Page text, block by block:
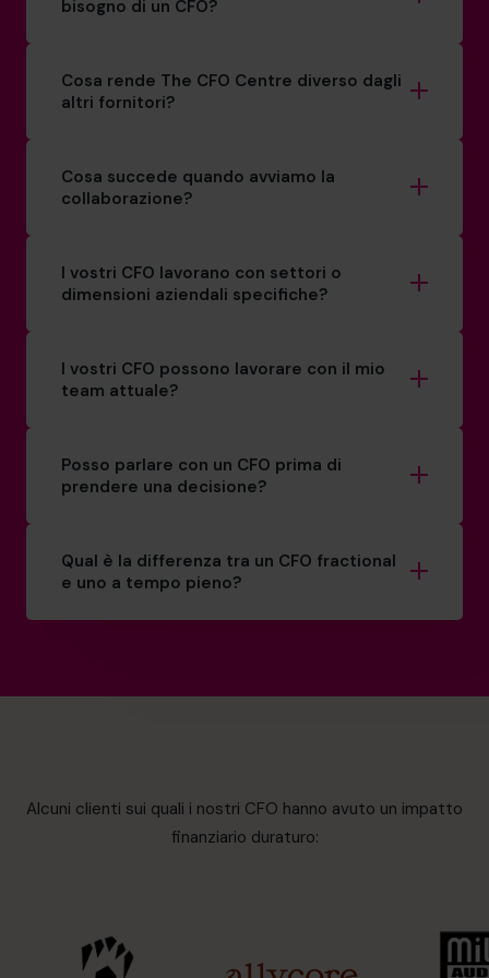
bisogno di un CFO?
Cosa rende The CFO Centre diverso dagli
altri fornitori?
Cosa succede quando avviamo la
collaborazione?
I vostri CFO lavorano con settori o
dimensioni aziendali specifiche?
I vostri CFO possono lavorare con il mio
team attuale?
Posso parlare con un CFO prima di
prendere una decisione?
Qual è la differenza tra un CFO fractional
e uno a tempo pieno?
Alcuni clienti sui quali i nostri CFO hanno avuto un impatto
finanziario duraturo: